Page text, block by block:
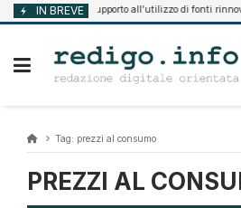
Vai
al
IN BREVE
Agosto 7, 2026 Supporto all’utilizzo di fonti
Tag: prezzi al consumo
PREZZI AL